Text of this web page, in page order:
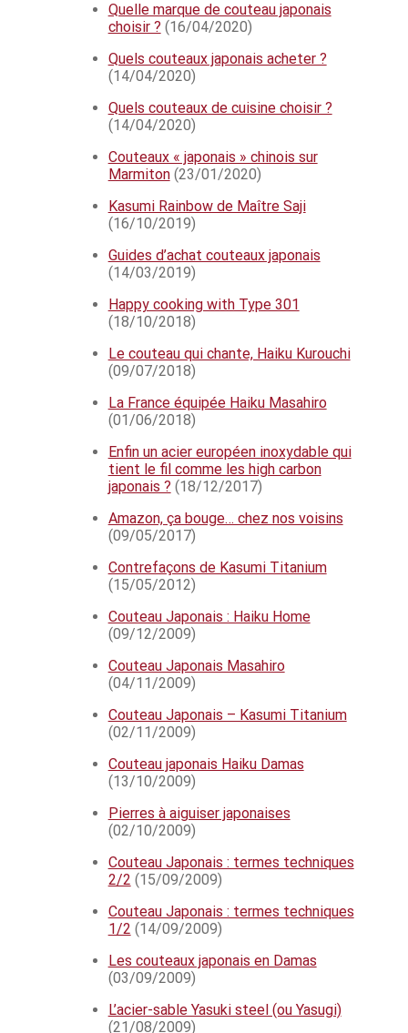
Quelle marque de couteau japonais
choisir ? (16/04/2020)
Quels couteaux japonais acheter ?
(14/04/2020)
Quels couteaux de cuisine choisir ?
(14/04/2020)
Couteaux « japonais » chinois sur
Marmiton(23/01/2020)
Kasumi Rainbow de Maître Saji
(16/10/2019)
Guides d’achat couteaux japonais
(14/03/2019)
Happy cooking with Type 301
(18/10/2018)
Le couteau qui chante, Haiku Kurouchi
(09/07/2018)
La France équipée Haiku Masahiro
(01/06/2018)
Enfin un acier européen inoxydable qui
tient le fil comme les high carbon
japonais ? (18/12/2017)
Amazon, ça bouge… chez nos voisins
(09/05/2017)
Contrefaçons de Kasumi Titanium
(15/05/2012)
Couteau Japonais : Haiku Home
(09/12/2009)
Couteau Japonais Masahiro
(04/11/2009)
Couteau Japonais – Kasumi Titanium
(02/11/2009)
Couteau japonais Haiku Damas
(13/10/2009)
Pierres à aiguiser japonaises
(02/10/2009)
Couteau Japonais : termes techniques
2/2 (15/09/2009)
Couteau Japonais : termes techniques
1/2 (14/09/2009)
Les couteaux japonais en Damas
(03/09/2009)
L’acier-sable Yasuki steel (ou Yasugi)
(21/08/2009)